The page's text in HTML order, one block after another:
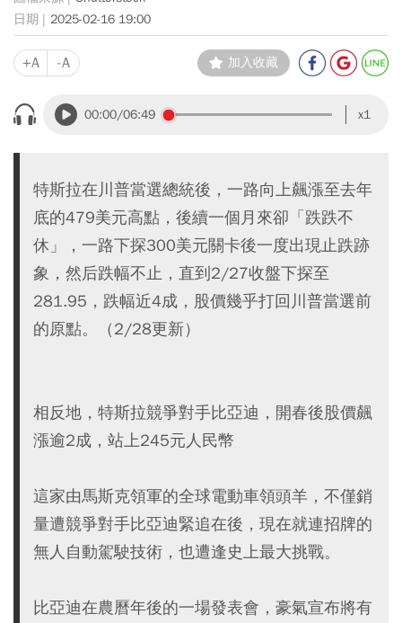
2025-02-16 19:00
+A -A 加入收藏
00:00/06:49 x1
特斯拉在川普當選總統後，一路向上飆漲至去年
底的479美元高點，後續一個月來卻「跌跌不
休」，一路下探300美元關卡後一度出現止跌跡
象，然后跌幅不止，直到2/27收盤下探至
281.95，跌幅近4成，股價幾乎打回川普當選前
的原點。（2/28更新）
相反地，特斯拉競爭對手比亞迪，開春後股價飆
漲逾2成，站上245元人民幣
這家由馬斯克領軍的全球電動車領頭羊，不僅銷
量遭競爭對手比亞迪緊追在後，現在就連招牌的
無人自動駕駛技術，也遭逢史上最大挑戰。
比亞迪在農曆年後的一場發表會，豪氣宣布將有